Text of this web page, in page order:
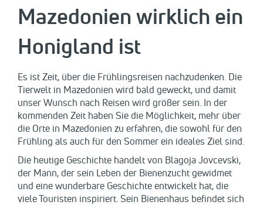
Mazedonien wirklich ein
Honigland ist
Es ist Zeit, über die Frühlingsreisen nachzudenken. Die
Tierwelt in Mazedonien wird bald geweckt, und damit
unser Wunsch nach Reisen wird größer sein. In der
kommenden Zeit haben Sie die Möglichkeit, mehr über
die Orte in Mazedonien zu erfahren, die sowohl für den
Frühling als auch für den Sommer ein ideales Ziel sind.
Die heutige Geschichte handelt von Blagoja Jovcevski,
der Mann, der sein Leben der Bienenzucht gewidmet
und eine wunderbare Geschichte entwickelt hat, die
viele Touristen inspiriert. Sein Bienenhaus befindet sich